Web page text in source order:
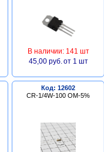
В наличии: 141 шт
45,00 руб. от 1 шт
Код: 12602
CR-1/4W-100 ОМ-5%